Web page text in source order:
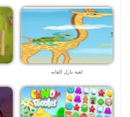
لعبة بازل الغابه